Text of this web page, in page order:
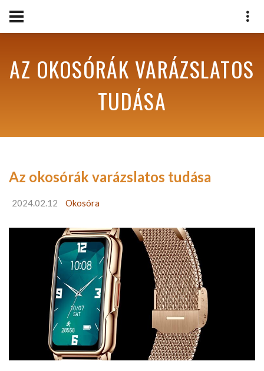
AZ OKOSÓRÁK VARÁZSLATOS
TUDÁSA
Az okosórák varázslatos tudása
2024.02.12 Okosóra